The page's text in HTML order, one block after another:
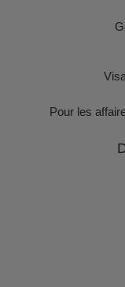
Pour les